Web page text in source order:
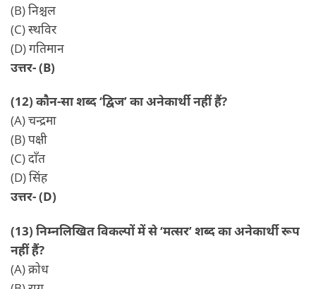
(B) निश्चल
(C) स्थविर
(D) गतिमान
उत्तर- (B)
(12) कौन-सा शब्द ‘द्विज’ का अनेकार्थी नहीं हैं?
(A) चन्द्रमा
(B) पक्षी
(C) दाँत
(D) सिंह
उत्तर- (D)
(13) निम्नलिखित विकल्पों में से ‘मत्सर’ शब्द का अनेकार्थी रूप
नहीं हैं?
(A) क्रोध